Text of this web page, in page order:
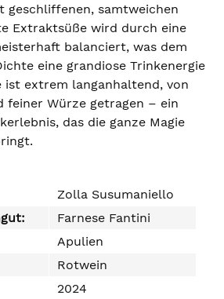
geschliffenen, samtweichen
Extraktsüße wird durch eine
balanciert, was dem
eine grandiose Trinkenergie
ist extrem langanhaltend, von
feiner Würze getragen – ein
das die ganze Magie
Zolla Susumaniello
Farnese Fantini
Apulien
Rotwein
2024